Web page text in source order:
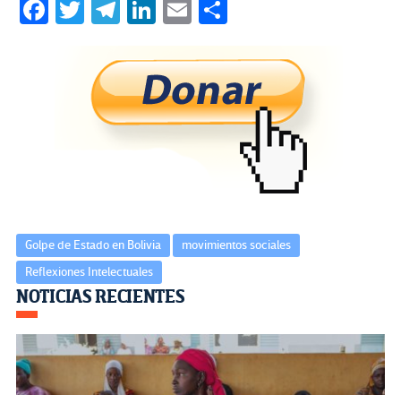
Fa T
tt
er
Te
gr
a
m
Li
ke
dI
n
E
ail m
p
ar
tir
Golpe de Estado en Bolivia
movimientos sociales
Reflexiones Intelectuales
Navegación
de
entradas
NOTICIAS RECIENTES